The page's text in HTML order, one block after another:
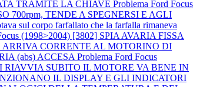
TRAMITE LA CHIAVE Problema Ford Focus
700rpm, TENDE A SPEGNERSI E AGLI
sul corpo farfallato che la farfalla rimaneva
(1998>2004) [3802] SPIA AVARIA FISSA
ARRIVA CORRENTE AL MOTORINO DI
(abs) ACCESA Problema Ford Focus
RIAVVIA SUBITO IL MOTORE VA BENE IN
IL DISPLAY E GLI INDICATORI